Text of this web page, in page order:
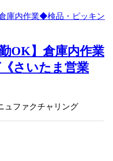
OK】倉庫内作業
さいたま営業
ュファクチャリング